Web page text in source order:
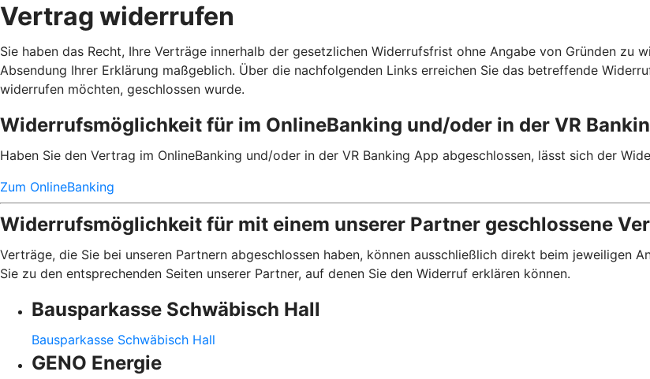
Vertrag widerrufen
Sie haben das Recht, Ihre Verträge innerhalb der gesetzlichen Widerrufsfrist ohne Angabe von Gründen
Absendung Ihrer Erklärung maßgeblich. Über die nachfolgenden Links erreichen Sie das betreffende
widerrufen möchten, geschlossen wurde.
Widerrufsmöglichkeit für im OnlineBanking und/oder in der VR
Haben Sie den Vertrag im OnlineBanking und/oder in der VR Banking App abgeschlossen, lässt sich der
Zum OnlineBanking
Widerrufsmöglichkeit für mit einem unserer Partner geschlossene
Verträge, die Sie bei unseren Partnern abgeschlossen haben, können ausschließlich direkt beim jeweiligen
Sie zu den entsprechenden Seiten unserer Partner, auf denen Sie den Widerruf erklären können.
Bausparkasse Schwäbisch Hall
Bausparkasse Schwäbisch Hall
GENO Energie